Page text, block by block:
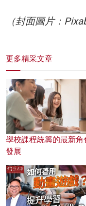
（封面圖片：
更多精采文章
學校課程統籌的最新角
發展